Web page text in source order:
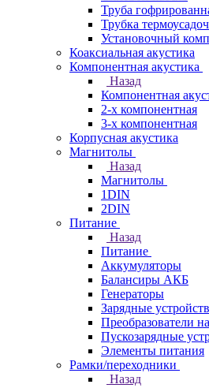
Труба
Трубка
Установочный
Коаксиальная акустика
Компонентная акустика
Назад
Компонентная
2-х компонентная
3-х компонентная
Корпусная акустика
Магнитолы
Назад
Магнитолы
1DIN
2DIN
Питание
Назад
Питание
Аккумуляторы
Балансиры АКБ
Генераторы
Зарядные
Преобразователи
Пускозарядные
Элементы питания
Рамки/переходники
Назад